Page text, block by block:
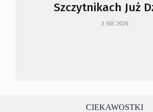
Prawie Gotowa
3 SIE 2026
CIEKAWOSTKI